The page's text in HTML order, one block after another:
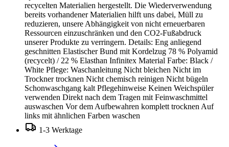
recycelten Materialien hergestellt. Die Wiederverwendung
bereits vorhandener Materialien hilft uns dabei, Müll zu
reduzieren, unsere Abhängigkeit von nicht erneuerbaren
Ressourcen einzuschränken und den CO2-Fußabdruck
unserer Produkte zu verringern. Details: Eng anliegend
geschnitten Elastischer Bund mit Kordelzug 78 % Polyamid
(recycelt) / 22 % Elasthan Infinitex Material Farbe: Black /
White Pflege: Waschanleitung Nicht bleichen Nicht im
Trockner trocknen Nicht chemisch reinigen Nicht bügeln
Schonwaschgang kalt Pflegehinweise Keinen Weichspüler
verwenden Direkt nach dem Tragen mit Feinwaschmittel
auswaschen Vor dem Aufbewahren komplett trocknen Auf
links mit ähnlichen Farben waschen
1-3 Werktage